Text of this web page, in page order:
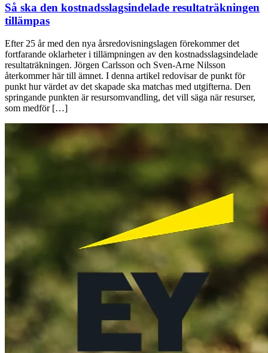
Så ska den kostnadsslagsindelade resultaträkningen
tillämpas
Efter 25 år med den nya årsredovisningslagen förekommer det
fortfarande oklarheter i tillämpningen av den kostnadsslagsindelade
resultaträkningen. Jörgen Carlsson och Sven-Arne Nilsson
återkommer här till ämnet. I denna artikel redovisar de punkt för
punkt hur värdet av det skapade ska matchas med utgifterna. Den
springande punkten är resursomvandling, det vill säga när resurser,
som medför […]